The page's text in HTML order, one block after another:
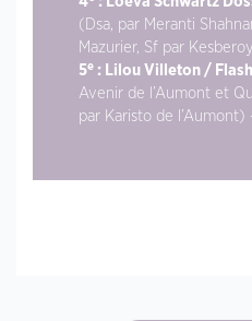
(Dsa, par Meranti
Mazurier, Sf par
5e : Lilou Villeton /
Avenir de l’Aumont et
par Karisto de l’Aumont)